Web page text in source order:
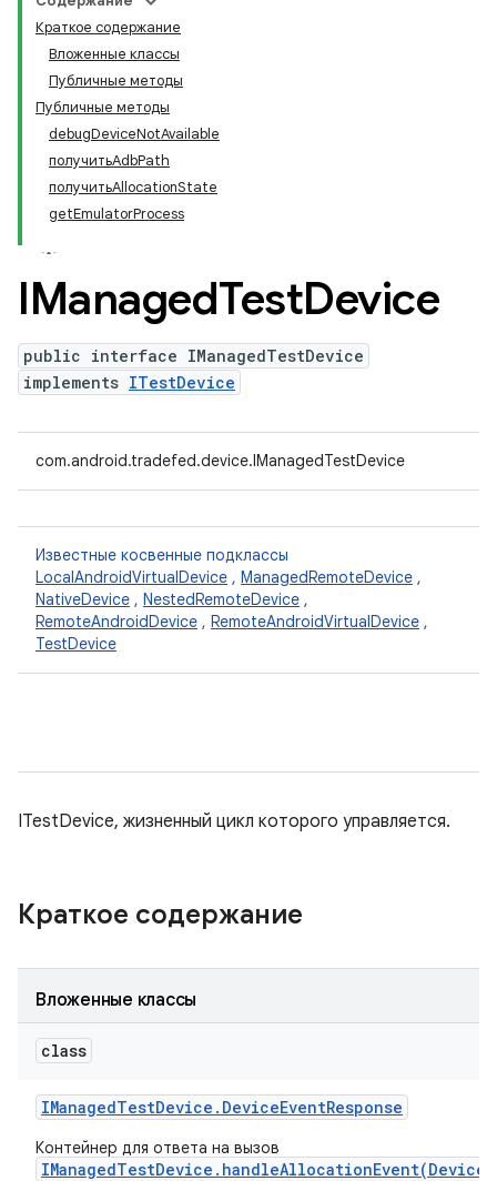
Краткое содержание
Вложенные классы
Публичные методы
Публичные методы
debugDeviceNotAvailable
получитьAdbPath
получитьAllocationState
getEmulatorProcess
IManagedTestDevice
public interface IManagedTestDevice
implements ITestDevice
com.android.tradefed.device.IManagedTestDevice
Известные косвенные подклассы
LocalAndroidVirtualDevice , ManagedRemoteDevice ,
NativeDevice , NestedRemoteDevice ,
RemoteAndroidDevice , RemoteAndroidVirtualDevice ,
TestDevice
ITestDevice, жизненный цикл которого управляется.
Краткое содержание
Вложенные классы
class
IManagedTestDevice . DeviceEventResponse
Контейнер для ответа на вызов